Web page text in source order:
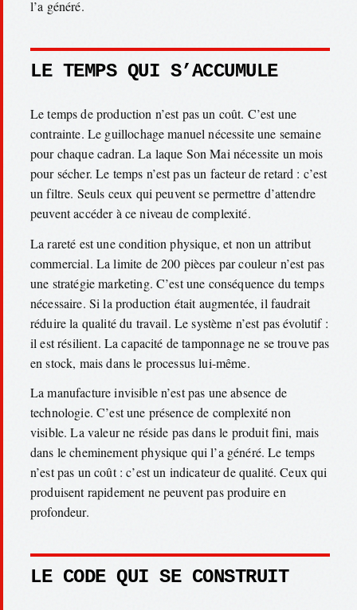
l’a généré.
LE TEMPS QUI S’ACCUMULE
Le temps de production n’est pas un coût. C’est une
contrainte. Le guillochage manuel nécessite une semaine
pour chaque cadran. La laque Son Mai nécessite un mois
pour sécher. Le temps n’est pas un facteur de retard : c’est
un filtre. Seuls ceux qui peuvent se permettre d’attendre
peuvent accéder à ce niveau de complexité.
La rareté est une condition physique, et non un attribut
commercial. La limite de 200 pièces par couleur n’est pas
une stratégie marketing. C’est une conséquence du temps
nécessaire. Si la production était augmentée, il faudrait
réduire la qualité du travail. Le système n’est pas évolutif :
il est résilient. La capacité de tamponnage ne se trouve pas
en stock, mais dans le processus lui-même.
La manufacture invisible n’est pas une absence de
technologie. C’est une présence de complexité non
visible. La valeur ne réside pas dans le produit fini, mais
dans le cheminement physique qui l’a généré. Le temps
n’est pas un coût : c’est un indicateur de qualité. Ceux qui
produisent rapidement ne peuvent pas produire en
profondeur.
LE CODE QUI SE CONSTRUIT